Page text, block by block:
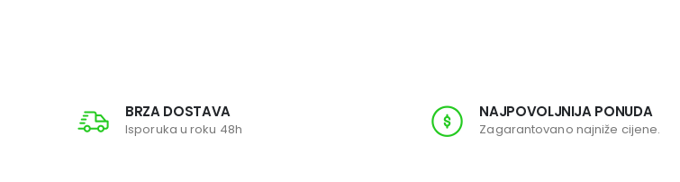
BRZA DOSTAVA
Isporuka u roku 48h
NAJPOVOLJNIJA PONUDA
Zagarantovano najniže cijene.